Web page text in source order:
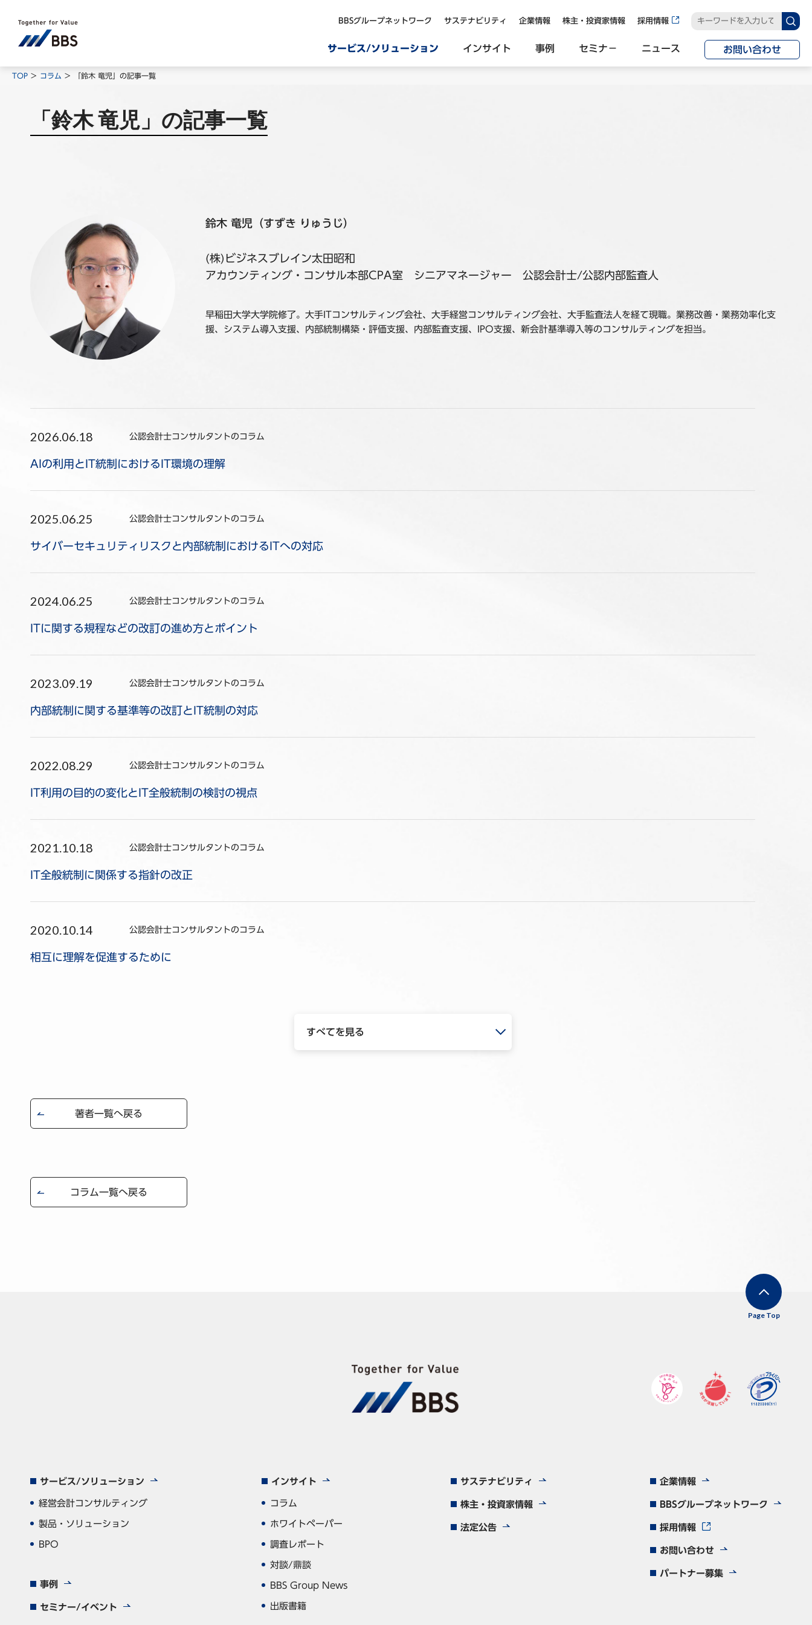
BBSグループネットワーク サステナビリティ 企業情報 株主・投資家情報 採用情報
サービス/ソリューション インサイト 事例 セミナ− ニュース お問い合わせ
TOP コラム 「鈴木 竜児」の記事一覧
「鈴木 竜児」の記事一覧
鈴木 竜児（すずき りゅうじ）
(株)ビジネスブレイン太田昭和
アカウンティング・コンサル本部CPA室 シニアマネージャー 公認会計士/公認内部監査人
早稲田大学大学院修了。大手ITコンサルティング会社、大手経営コンサルティング会社、大手監査法人を経て現職。業務改善・業務効率化支
援、システム導入支援、内部統制構築・評価支援、内部監査支援、IPO支援、新会計基準導入等のコンサルティングを担当。
2026.06.18 公認会計士コンサルタントのコラム
AIの利用とIT統制におけるIT環境の理解
2025.06.25 公認会計士コンサルタントのコラム
サイバーセキュリティリスクと内部統制におけるITへの対応
2024.06.25 公認会計士コンサルタントのコラム
ITに関する規程などの改訂の進め方とポイント
2023.09.19 公認会計士コンサルタントのコラム
内部統制に関する基準等の改訂とIT統制の対応
2022.08.29 公認会計士コンサルタントのコラム
IT利用の目的の変化とIT全般統制の検討の視点
2021.10.18 公認会計士コンサルタントのコラム
IT全般統制に関係する指針の改正
2020.10.14 公認会計士コンサルタントのコラム
相互に理解を促進するために
すべてを見る
著者一覧へ戻る
コラム一覧へ戻る
サービス/ソリューション
経営会計コンサルティング
製品・ソリューション
BPO
事例
セミナー/イベント
インサイト
コラム
ホワイトペーパー
調査レポート
対談/鼎談
BBS Group News
出版書籍
サステナビリティ
株主・投資家情報
法定公告
企業情報
BBSグループネットワーク
採用情報
お問い合わせ
パートナー募集
Page Top